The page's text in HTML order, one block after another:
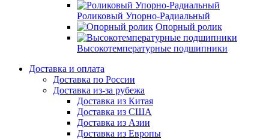
Роликовый Упорно-Радиальный
Опорный ролик
Высокотемпературные подшипники
Доставка и оплата
Доставка по России
Доставка из-за рубежа
Доставка из Китая
Доставка из США
Доставка из Азии
Доставка из Европы